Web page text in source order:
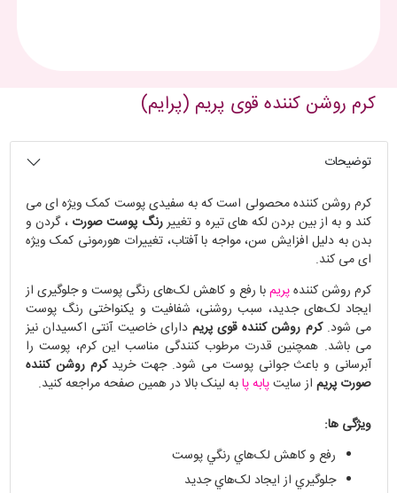
کرم روشن کننده قوی پریم (پرایم)
توضیحات
کرم روشن کننده محصولی است که به سفیدی پوست کمک ویژه ای می
کند و به از بین بردن لکه های تیره و تغییررنگ پوست صورت، گردن و
بدن به دلیل افزایش سن، مواجه با آفتاب، تغییرات هورمونی کمک ویژه
ای می کند.
کرم روشن کنندهپریمبا رفع و کاهش لک‌های رنگی پوست و جلوگيری از
ايجاد لک‌های جديد، سبب روشنی، شفافيت و يکنواختی رنگ پوست
می شود.کرم روشن کننده قوی پریمدارای خاصیت آنتی اکسیدان نیز
می باشد. همچنین قدرت مرطوب‌ کنندگی مناسب این کرم، پوست را
آبرسانی و باعث جوانی پوست می شود. جهت خریدکرم روشن کننده
صورت پریم از سایتپابه پابه لینک بالا در همین صفحه مراجعه کنید.
ویژگی ها:
رفع و کاهش لک‌هاي رنگي پوست
جلوگيري از ايجاد لک‌هاي جديد